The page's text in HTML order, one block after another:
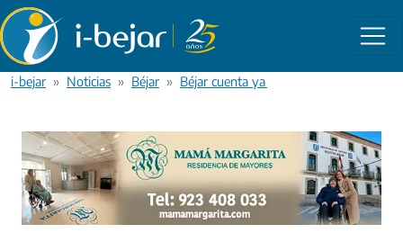
Pasar al contenido principal
i-bejar Noticias Béjar Béjar cuenta ya con un nuevo autobús